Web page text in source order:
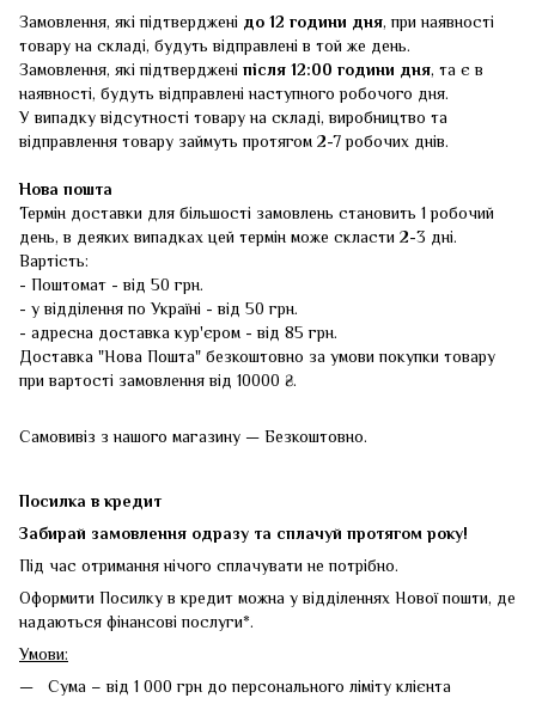
Замовлення, які підтверджені до 12 години дня, при наявності
товару на складі, будуть відправлені в той же день.
Замовлення, які підтверджені після 12:00 години дня, та є в
наявності, будуть відправлені наступного робочого дня.
У випадку відсутності товару на складі, виробництво та
відправлення товару займуть протягом 2-7 робочих днів.
Нова пошта
Термін доставки для більшості замовлень становить 1 робочий
день, в деяких випадках цей термін може скласти 2-3 дні.
Вартість:
- Поштомат - від 50 грн.
- у відділення по Україні - від 50 грн.
- адресна доставка кур'єром - від 85 грн.
Доставка "Нова Пошта" безкоштовно за умови покупки товару
при вартості замовлення від 10000 ₴.
Самовивіз з нашого магазину — Безкоштовно.
Посилка в кредит
Забирай замовлення одразу та сплачуй протягом року!
Під час отримання нічого сплачувати не потрібно.
Оформити Посилку в кредит можна у відділеннях Нової пошти, де
надаються фінансові послуги*.
Умови:
Сума – від 1 000 грн до персонального ліміту клієнта